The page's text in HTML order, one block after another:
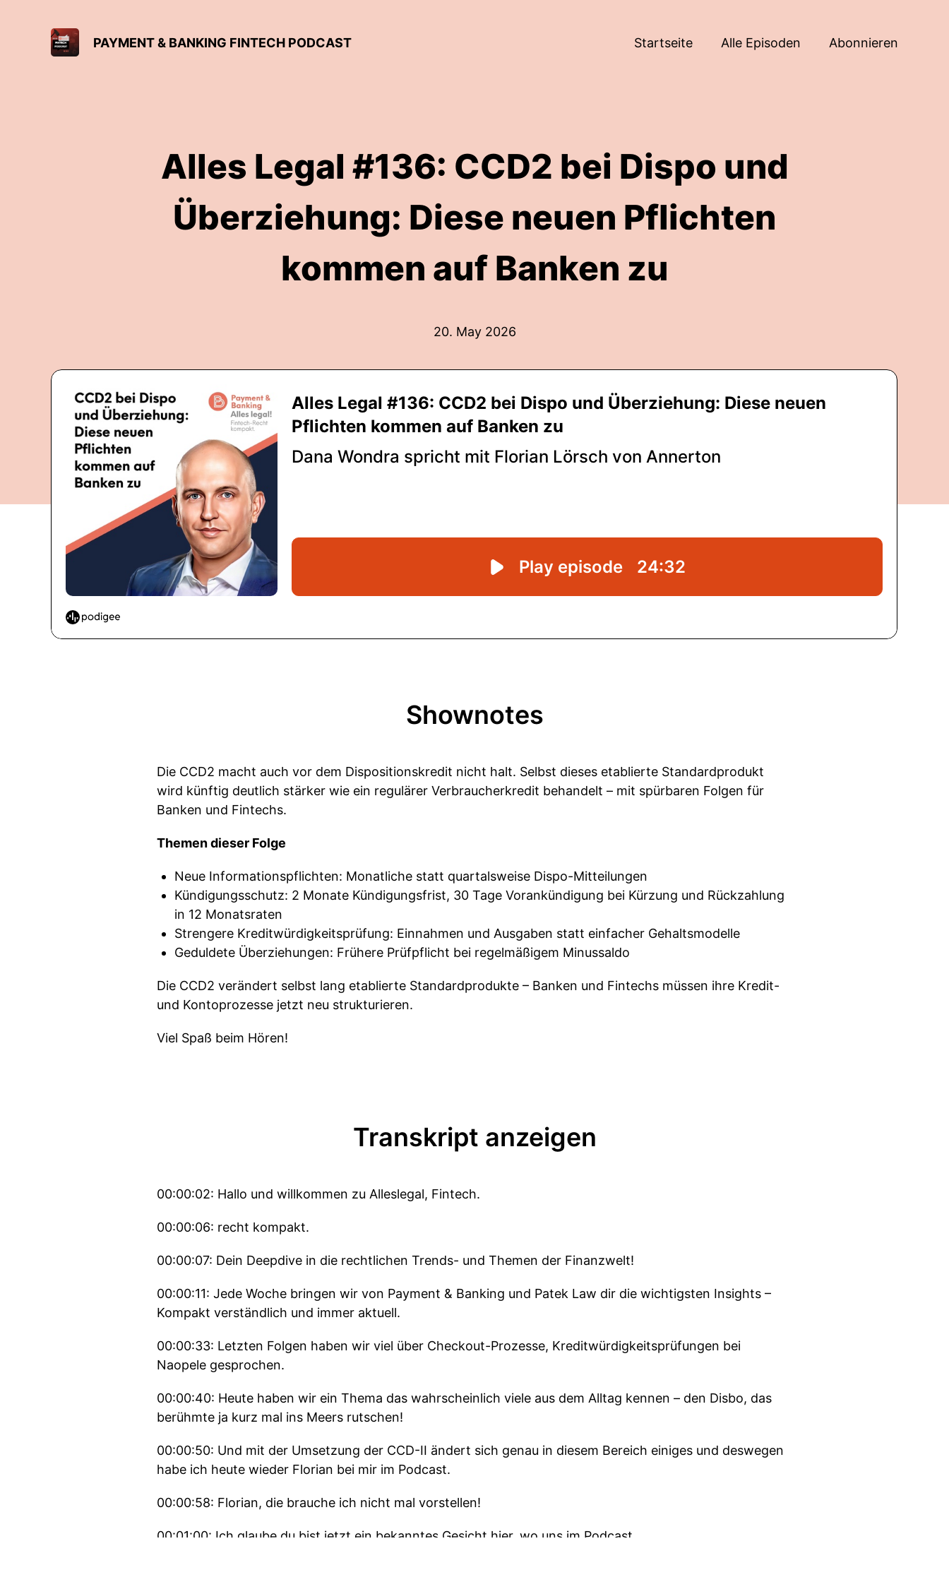
PAYMENT & BANKING FINTECH PODCAST Startseite Alle Episoden Abonnieren
Alles Legal #136: CCD2 bei Dispo und
Überziehung: Diese neuen Pflichten
kommen auf Banken zu
20. May 2026
Shownotes
Die CCD2 macht auch vor dem Dispositionskredit nicht halt. Selbst dieses etablierte Standardprodukt
wird künftig deutlich stärker wie ein regulärer Verbraucherkredit behandelt – mit spürbaren Folgen für
Banken und Fintechs.
Themen dieser Folge
Neue Informationspflichten: Monatliche statt quartalsweise Dispo-Mitteilungen
Kündigungsschutz: 2 Monate Kündigungsfrist, 30 Tage Vorankündigung bei Kürzung und Rückzahlung
in 12 Monatsraten
Strengere Kreditwürdigkeitsprüfung: Einnahmen und Ausgaben statt einfacher Gehaltsmodelle
Geduldete Überziehungen: Frühere Prüfpflicht bei regelmäßigem Minussaldo
Die CCD2 verändert selbst lang etablierte Standardprodukte – Banken und Fintechs müssen ihre Kredit-
und Kontoprozesse jetzt neu strukturieren.
Viel Spaß beim Hören!
Transkript anzeigen
00:00:02: Hallo und willkommen zu Alleslegal, Fintech.
00:00:06: recht kompakt.
00:00:07: Dein Deepdive in die rechtlichen Trends- und Themen der Finanzwelt!
00:00:11: Jede Woche bringen wir von Payment & Banking und Patek Law dir die wichtigsten Insights –
Kompakt verständlich und immer aktuell.
00:00:33: Letzten Folgen haben wir viel über Checkout-Prozesse, Kreditwürdigkeitsprüfungen bei
Naopele gesprochen.
00:00:40: Heute haben wir ein Thema das wahrscheinlich viele aus dem Alltag kennen – den Disbo, das
berühmte ja kurz mal ins Meers rutschen!
00:00:50: Und mit der Umsetzung der CCD-II ändert sich genau in diesem Bereich einiges und deswegen
habe ich heute wieder Florian bei mir im Podcast.
00:00:58: Florian, die brauche ich nicht mal vorstellen!
00:01:00: Ich glaube du bist jetzt ein bekanntes Gesicht hier, wo uns im Podcast.